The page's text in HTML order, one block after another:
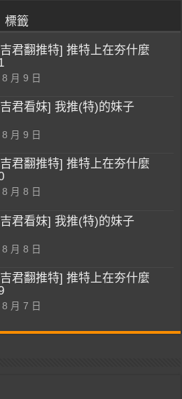
標籤
君翻推特] 推特上在夯什麼
月 9 日
君看妹] 我推(特)的妹子
月 9 日
君翻推特] 推特上在夯什麼
月 8 日
君看妹] 我推(特)的妹子
月 8 日
君翻推特] 推特上在夯什麼
月 7 日